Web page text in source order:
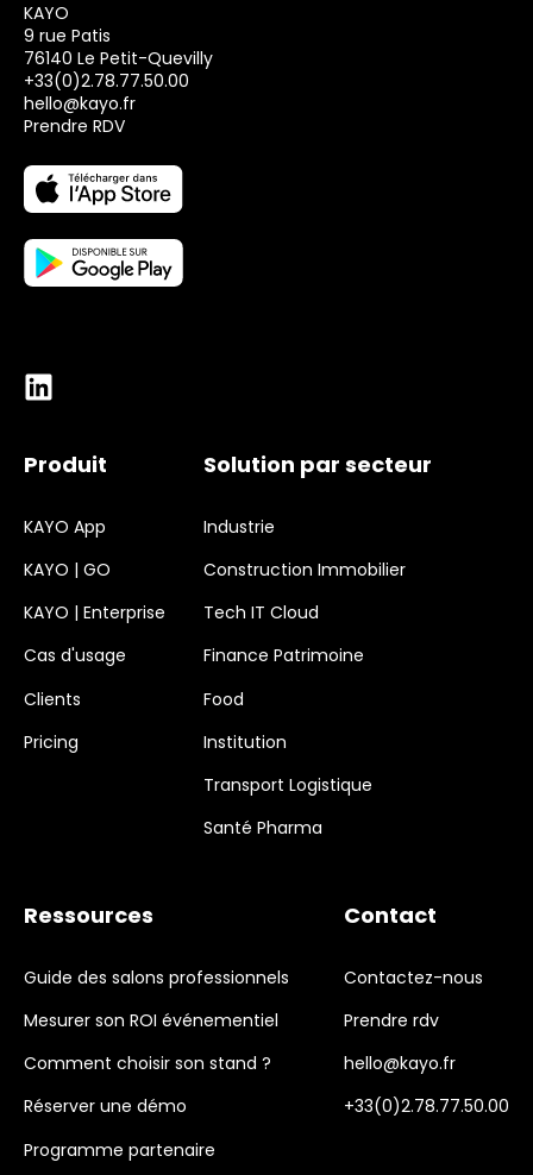
KAYO
9 rue Patis
76140 Le Petit-Quevilly
+33(0)2.78.77.50.00
hello@kayo.fr
Prendre RDV
Produit
KAYO App
KAYO | GO
KAYO | Enterprise
Cas d'usage
Clients
Pricing
Solution par secteur
Industrie
Construction Immobilier
Tech IT Cloud
Finance Patrimoine
Food
Institution
Transport Logistique
Santé Pharma
Ressources
Guide des salons professionnels
Mesurer son ROI événementiel
Comment choisir son stand ?
Réserver une démo
Programme partenaire
Contact
Contactez-nous
Prendre rdv
hello@kayo.fr
+33(0)2.78.77.50.00